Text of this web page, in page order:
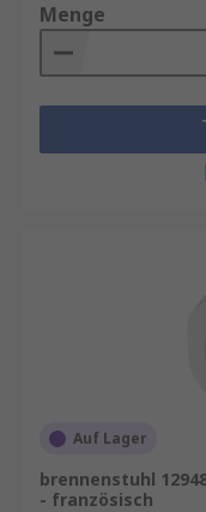
Menge
Auf Lager
brennenstuhl
- französisch